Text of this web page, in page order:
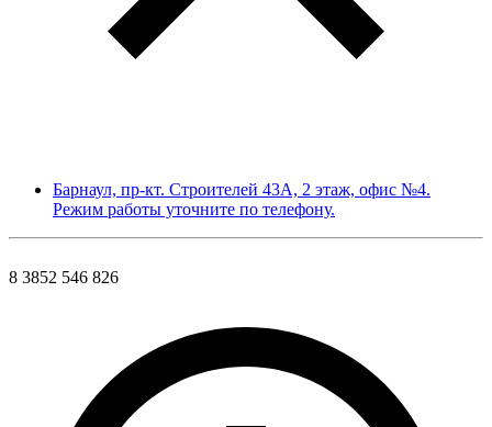
Барнаул, пр-кт. Строителей 43А, 2 этаж, офис №4.
Режим работы уточните по телефону.
8 3852 546 826